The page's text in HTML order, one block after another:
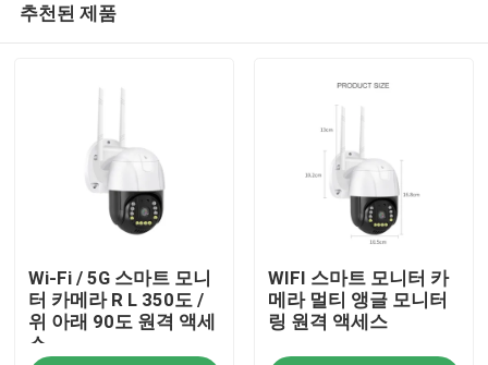
추천된 제품
Wi-Fi / 5G 스마트 모니
터 카메라 R L 350도 /
위 아래 90도 원격 액세
스
WIFI 스마트 모니터 카
메라 멀티 앵글 모니터
링 원격 액세스